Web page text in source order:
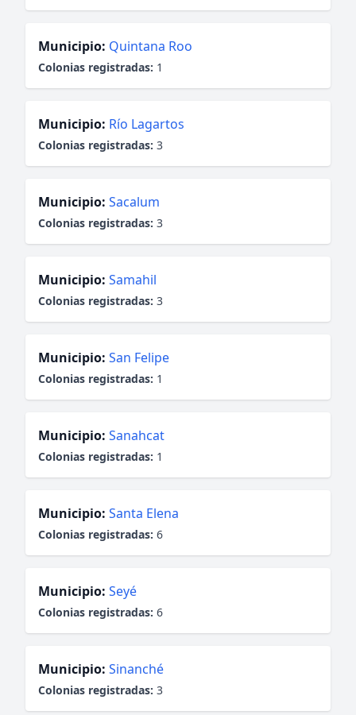
Municipio: Quintana Roo
Colonias registradas: 1
Municipio: Río Lagartos
Colonias registradas: 3
Municipio: Sacalum
Colonias registradas: 3
Municipio: Samahil
Colonias registradas: 3
Municipio: San Felipe
Colonias registradas: 1
Municipio: Sanahcat
Colonias registradas: 1
Municipio: Santa Elena
Colonias registradas: 6
Municipio: Seyé
Colonias registradas: 6
Municipio: Sinanché
Colonias registradas: 3